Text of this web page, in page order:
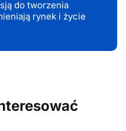
do tworzenia
rynek i życie